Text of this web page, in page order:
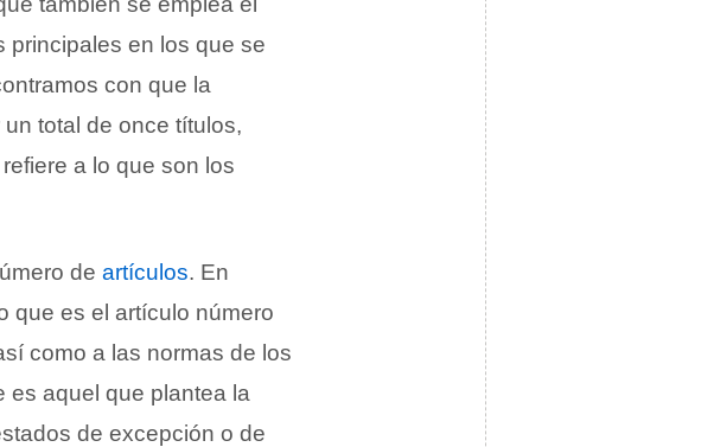
principales en los que se
con que la
total de once títulos,
a lo que son los
de artículos. En
que es el artículo número
como a las normas de los
es aquel que plantea la
de excepción o de